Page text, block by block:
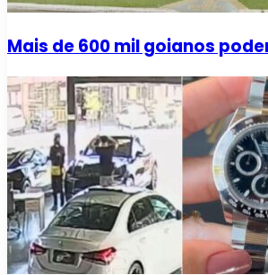
Mais de 600 mil goianos